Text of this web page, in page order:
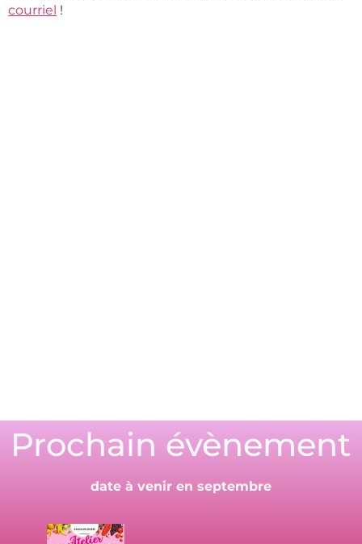
courriel !
Prochain évènement
date à venir en septembre